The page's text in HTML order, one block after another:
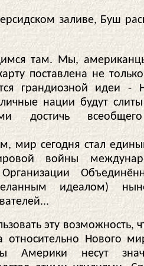
заливе, Буш
там. Мы,
поставлена не
грандиозной идеи -
нации будут
достичь всеобщего
мир сегодня стал
войны
идеалом) ныне
эту возможность,
относительно Нового
Америки несут